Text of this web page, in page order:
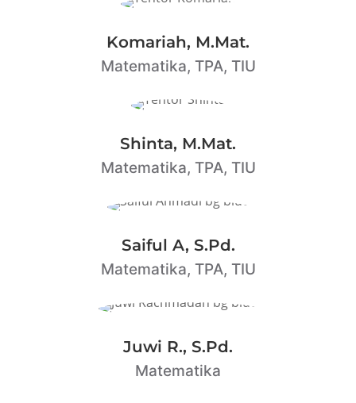
Komariah, M.Mat.
Matematika, TPA, TIU
Shinta, M.Mat.
Matematika, TPA, TIU
Saiful A, S.Pd.
Matematika, TPA, TIU
Juwi R., S.Pd.
Matematika